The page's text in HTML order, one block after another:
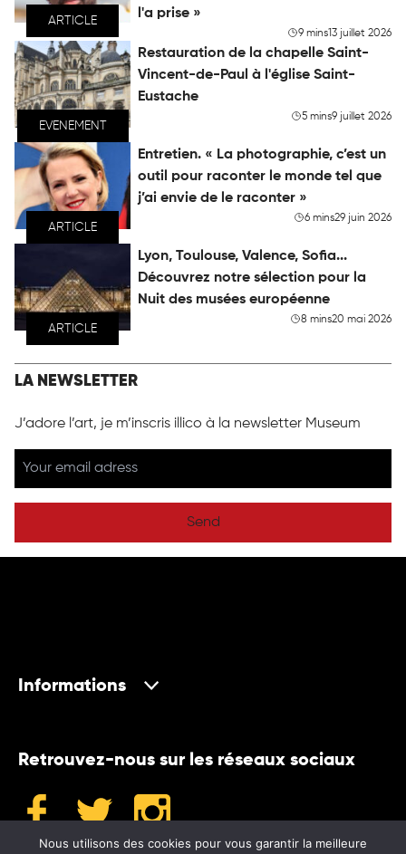
ARTICLE
l'a prise »
9 mins13 juillet 2026
EVENEMENT
Restauration de la chapelle Saint-
Vincent-de-Paul à l'église Saint-
Eustache
5 mins9 juillet 2026
ARTICLE
Entretien. « La photographie, c’est un
outil pour raconter le monde tel que
j’ai envie de le raconter »
6 mins29 juin 2026
ARTICLE
Lyon, Toulouse, Valence, Sofia...
Découvrez notre sélection pour la
Nuit des musées européenne
8 mins20 mai 2026
LA NEWSLETTER
J’adore l’art, je m’inscris illico à la newsletter Museum
Send
Informations
Retrouvez-nous sur les réseaux sociaux
Nous utilisons des cookies pour vous garantir la meilleure